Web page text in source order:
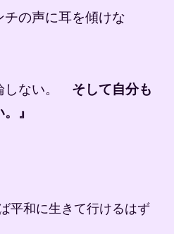
の声に耳を傾けな
ない。 そして自分も
』
平和に生きて行けるはず